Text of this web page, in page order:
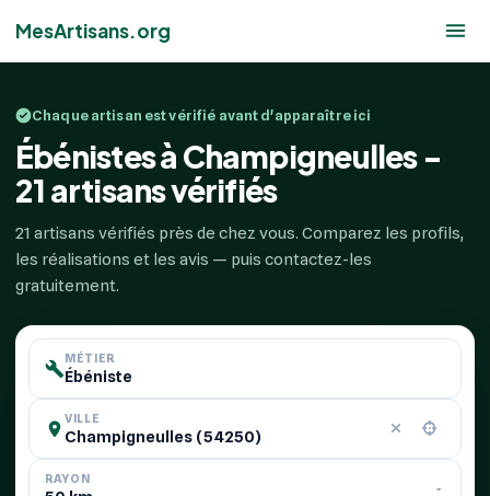
MesArtisans.org
Chaque artisan est vérifié avant d'apparaître ici
Ébénistes à Champigneulles -
21 artisans vérifiés
21 artisans vérifiés près de chez vous. Comparez les profils,
les réalisations et les avis — puis contactez-les
gratuitement.
MÉTIER
VILLE
RAYON